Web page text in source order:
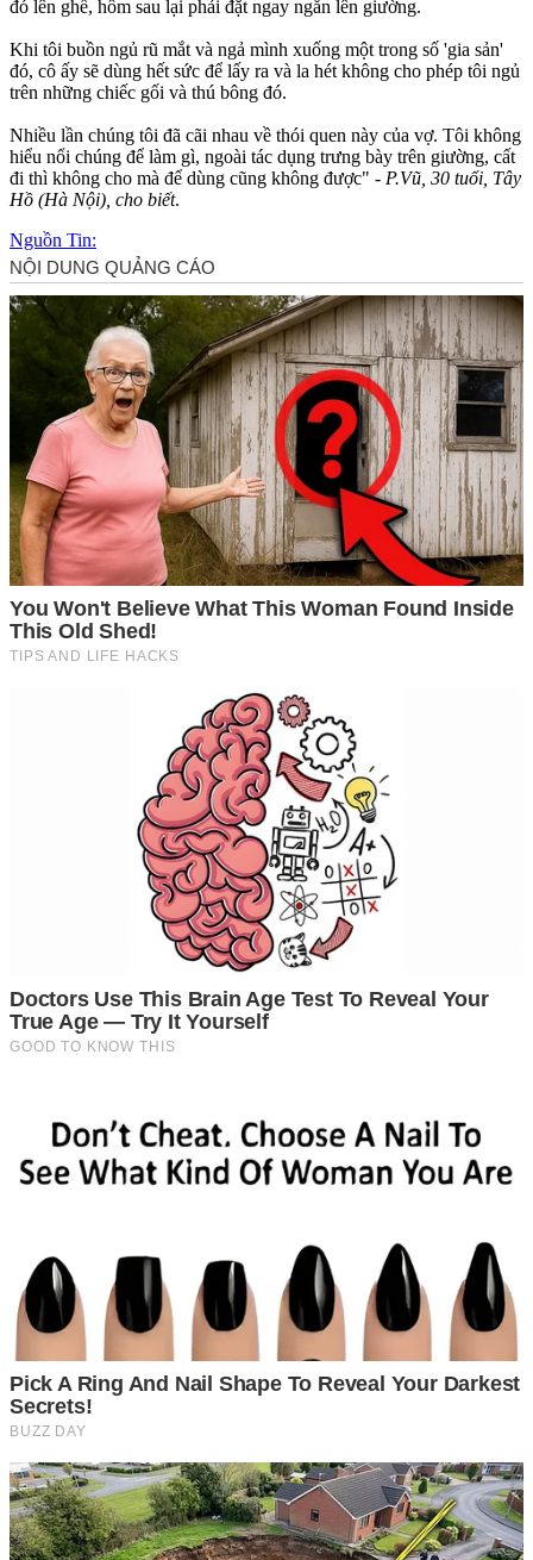
đó lên ghế, hôm sau lại phải đặt ngay ngắn lên giường.
Khi tôi buồn ngủ rũ mắt và ngả mình xuống một trong số 'gia sản'
đó, cô ấy sẽ dùng hết sức để lấy ra và la hét không cho phép tôi ngủ
trên những chiếc gối và thú bông đó.
Nhiều lần chúng tôi đã cãi nhau về thói quen này của vợ. Tôi không
hiểu nổi chúng để làm gì, ngoài tác dụng trưng bày trên giường, cất
đi thì không cho mà để dùng cũng không được" - P.Vũ, 30 tuổi, Tây
Hồ (Hà Nội), cho biết.
Nguồn Tin: